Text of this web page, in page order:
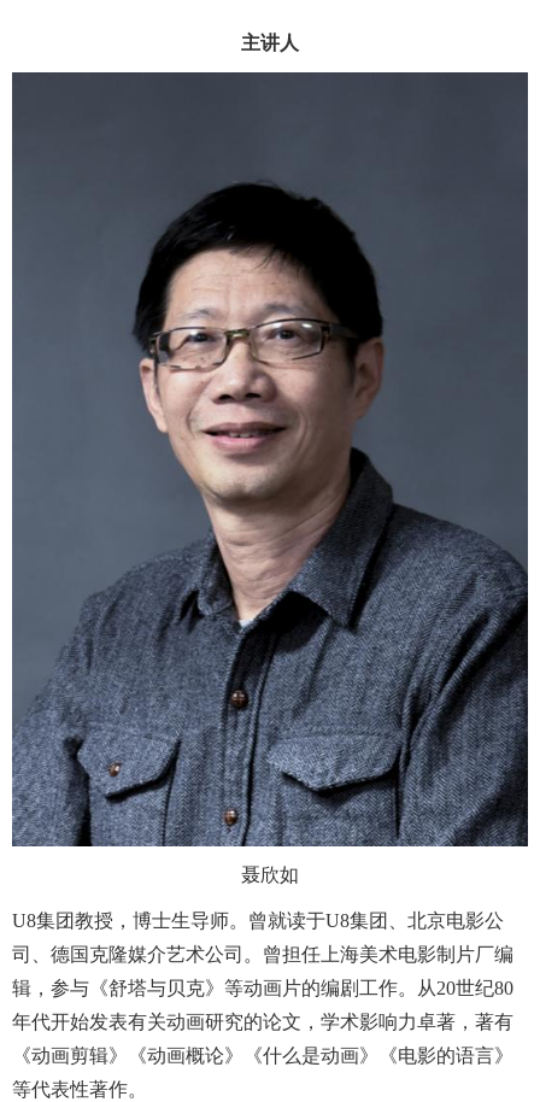
主讲人
聂欣如
U8集团教授，博士生导师。曾就读于U8集团、北京电影公
司、德国克隆媒介艺术公司。曾担任上海美术电影制片厂编
辑，参与《舒塔与贝克》等动画片的编剧工作。从20世纪80
年代开始发表有关动画研究的论文，学术影响力卓著，著有
《动画剪辑》《动画概论》《什么是动画》《电影的语言》
等代表性著作。